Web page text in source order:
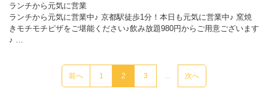
ランチから元気に営業
ランチから元気に営業中♪ 京都駅徒歩1分！本日も元気に営業中♪ 窯焼
きモチモチピザをご堪能ください♪飲み放題980円からご用意ございます
♪ …
前へ 1 2 3 ... 次へ
閉じる